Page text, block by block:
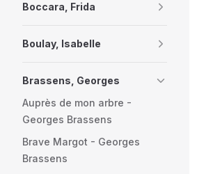
Boccara, Frida
Boulay, Isabelle
Brassens, Georges
Auprès de mon arbre -
Georges Brassens
Brave Margot - Georges
Brassens